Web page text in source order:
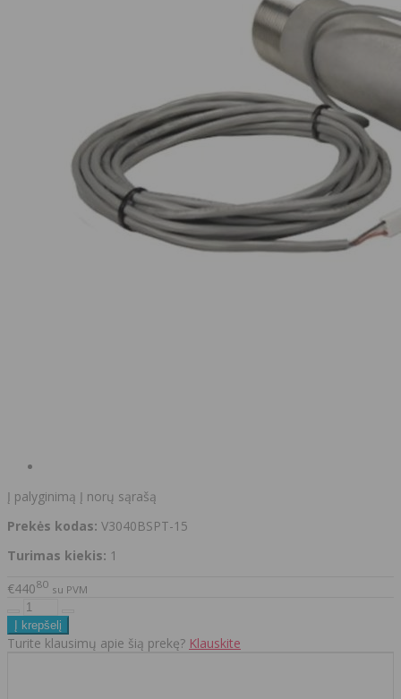
Į palyginimą Į norų sąrašą
Prekės kodas: V3040BSPT-15
Turimas kiekis: 1
€44080 su PVM
Turite klausimų apie šią prekę? Klauskite